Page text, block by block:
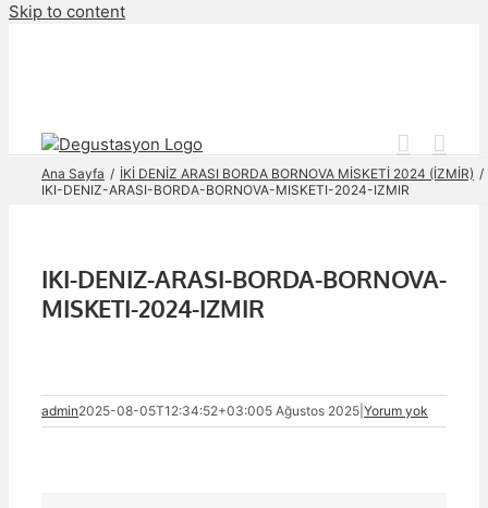
Skip to content
Ana Sayfa
İKİ DENİZ ARASI BORDA BORNOVA MİSKETİ 2024 (İZMİR)
IKI-DENIZ-ARASI-BORDA-BORNOVA-MISKETI-2024-IZMIR
IKI-DENIZ-ARASI-BORDA-BORNOVA-
MISKETI-2024-IZMIR
admin2025-08-05T12:34:52+03:005 Ağustos 2025 Yorum yok